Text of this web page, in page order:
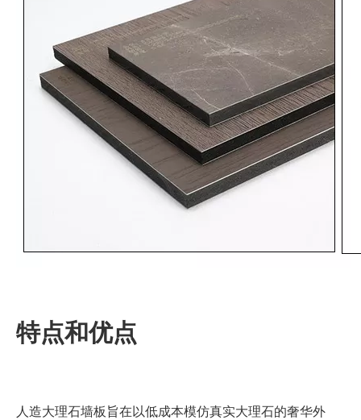
特点和优点
人造大理石墙板旨在以低成本模仿真实大理石的奢华外